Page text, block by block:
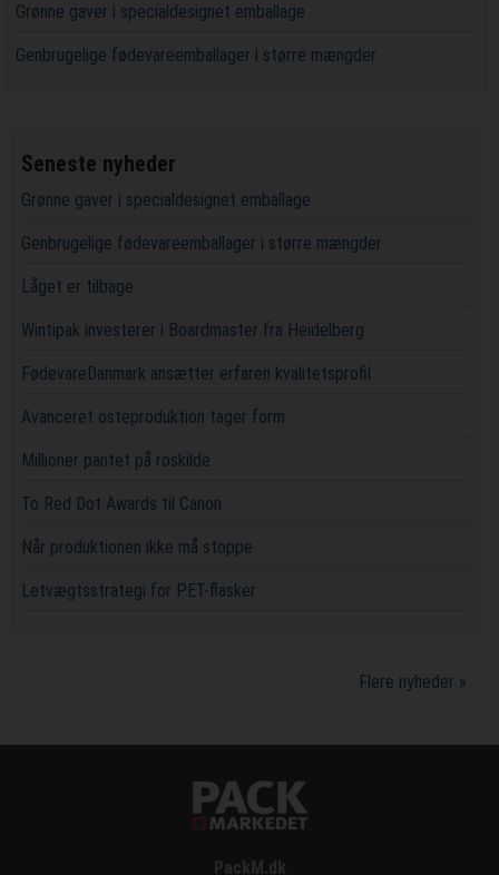
Grønne gaver i specialdesignet emballage
Genbrugelige fødevareemballager i større mængder
Seneste nyheder
Grønne gaver i specialdesignet emballage
Genbrugelige fødevareemballager i større mængder
Låget er tilbage
Wintipak investerer i Boardmaster fra Heidelberg
FødevareDanmark ansætter erfaren kvalitetsprofil
Avanceret osteproduktion tager form
Millioner pantet på roskilde
To Red Dot Awards til Canon
Når produktionen ikke må stoppe
Letvægtsstrategi for PET-flasker
Flere nyheder »
PackM.dk